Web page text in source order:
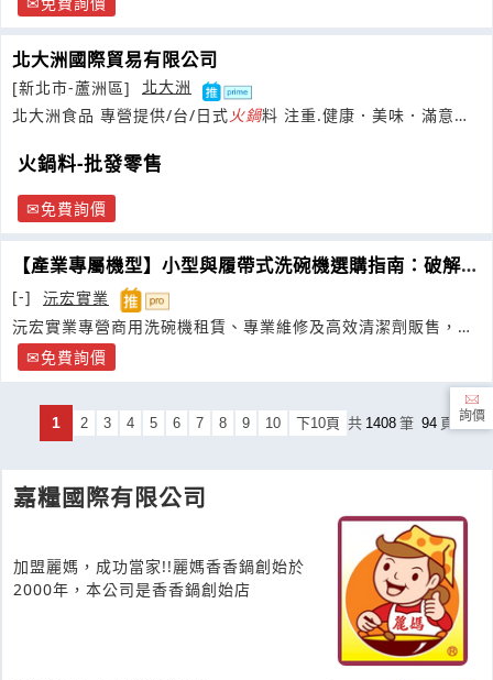
北大洲國際貿易有限公司
[新北市-蘆洲區]
北大洲
北大洲食品 專營提供/台/日式火鍋料 注重.健康．美味．滿意是
火鍋料-批發零售
免費詢價
【產業專屬機型】小型與履帶式洗碗機選購指南：破解各
業態內場痛點
[-]
沅宏實業
沅宏實業專營商用洗碗機租賃、專業維修及高效清潔劑販售，一
站式解決餐飲洗滌與去油污難題
免費詢價
1 2 3 4 5 6 7 8 9 10 下10頁 共 1408 筆 94 頁
嘉糧國際有限公司
加盟麗媽，成功當家!!麗媽香香鍋創始於
2000年，本公司是香香鍋創始店
詢價